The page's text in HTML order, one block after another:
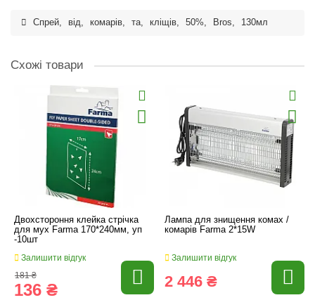
Спрей, від, комарів, та, кліщів, 50%, Bros, 130мл
Схожі товари
Двохстороння клейка стрічка
для мух Farma 170*240мм, уп
-10шт
Залишити відгук
181 ₴
136 ₴
Лампа для знищення комах /
комарів Farma 2*15W
Залишити відгук
2 446 ₴